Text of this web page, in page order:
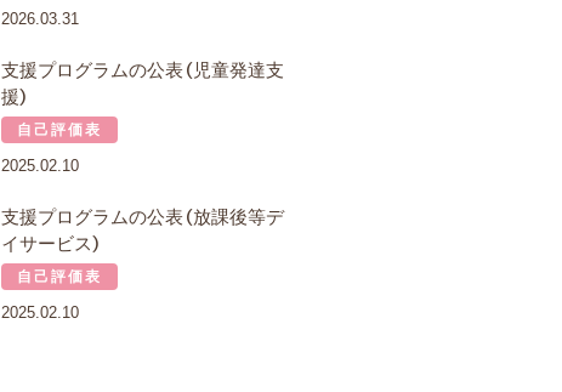
2026.03.31
支援プログラムの公表（児童発達支
援）
自己評価表
2025.02.10
支援プログラムの公表（放課後等デ
イサービス）
自己評価表
2025.02.10